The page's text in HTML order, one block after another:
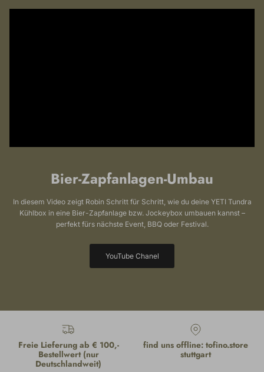
Bier-Zapfanlagen-Umbau
In diesem Video zeigt Robin Schritt für Schritt, wie du deine YETI Tundra
Kühlbox in eine Bier-Zapfanlage bzw. Jockeybox umbauen kannst –
perfekt fürs nächste Event, BBQ oder Festival.
YouTube Chanel
Freie Lieferung ab € 100,-
Bestellwert (nur
Deutschlandweit)
find uns offline: tofino.store
stuttgart